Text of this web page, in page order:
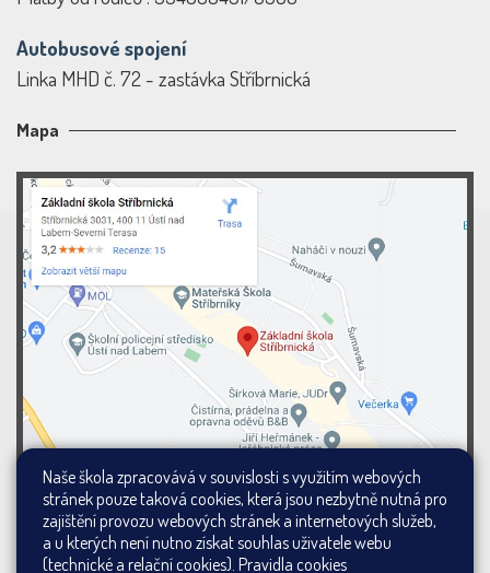
Autobusové spojení
Linka MHD č. 72 - zastávka Stříbrnická
Mapa
Naše škola zpracovává v souvislosti s využitím webových
stránek pouze taková cookies, která jsou nezbytně nutná pro
zajištění provozu webových stránek a internetových služeb,
a u kterých není nutno získat souhlas uživatele webu
(technické a relační cookies). Pravidla cookies